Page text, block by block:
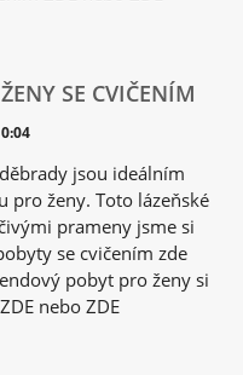
SE CVIČENÍM
jsou ideálním
pro ženy. Toto lázeňské
prameny jsme si
se cvičením zde
pobyt pro ženy si
nebo ZDE